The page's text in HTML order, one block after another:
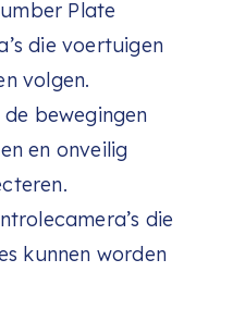
Plate
die voertuigen
volgen.
bewegingen
en onveilig
die
kunnen worden